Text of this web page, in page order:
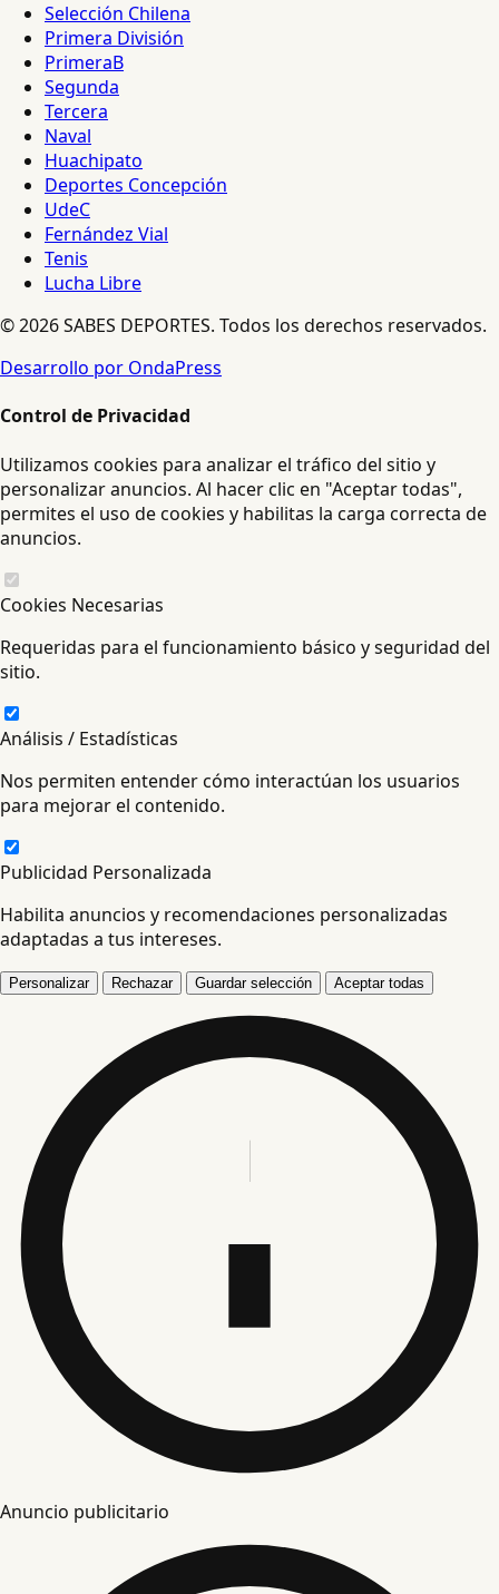
Selección Chilena
Primera División
PrimeraB
Segunda
Tercera
Naval
Huachipato
Deportes Concepción
UdeC
Fernández Vial
Tenis
Lucha Libre
© 2026 SABES DEPORTES. Todos los derechos reservados.
Desarrollo por OndaPress
Control de Privacidad
Utilizamos cookies para analizar el tráfico del sitio y
personalizar anuncios. Al hacer clic en "Aceptar todas",
permites el uso de cookies y habilitas la carga correcta de
anuncios.
Cookies Necesarias
Requeridas para el funcionamiento básico y seguridad del
sitio.
Análisis / Estadísticas
Nos permiten entender cómo interactúan los usuarios
para mejorar el contenido.
Publicidad Personalizada
Habilita anuncios y recomendaciones personalizadas
adaptadas a tus intereses.
Personalizar Rechazar Guardar selección Aceptar todas
Anuncio publicitario